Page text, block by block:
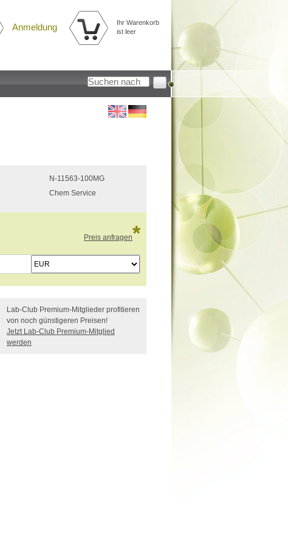
Anmeldung
Ihr Warenkorb
ist leer
N-11563-100MG
Chem Service
Preis anfragen*
Lab-Club Premium-Mitglieder profitieren
von noch günstigeren Preisen!
Jetzt Lab-Club Premium-Mitglied
werden